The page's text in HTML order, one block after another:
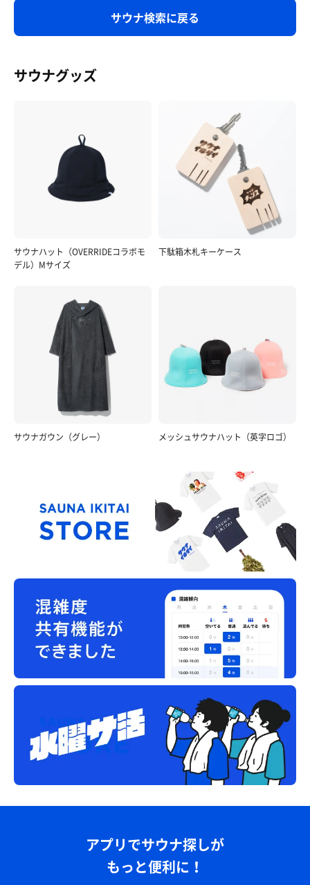
純米吟醸上川大雪
飲みやすい🍶
サウナ検索に戻る
サウナグッズ
サウナハット（OVERRIDEコラボモ
デル）Mサイズ
下駄箱木札キーケース
サウナガウン（グレー） メッシュサウナハット（英字ロゴ）
アプリでサウナ探しが
もっと便利に！